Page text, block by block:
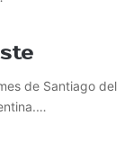
de Santiago del